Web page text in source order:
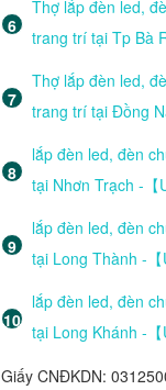
Thợ lắp đèn led,
trang trí tại Tp Bà
Thợ lắp đèn led,
trang trí tại Đồng
lắp đèn led, đèn
tại Nhơn Trạch -【
lắp đèn led, đèn
tại Long Thành -【
lắp đèn led, đèn
tại Long Khánh -【
Giấy CNĐKDN: